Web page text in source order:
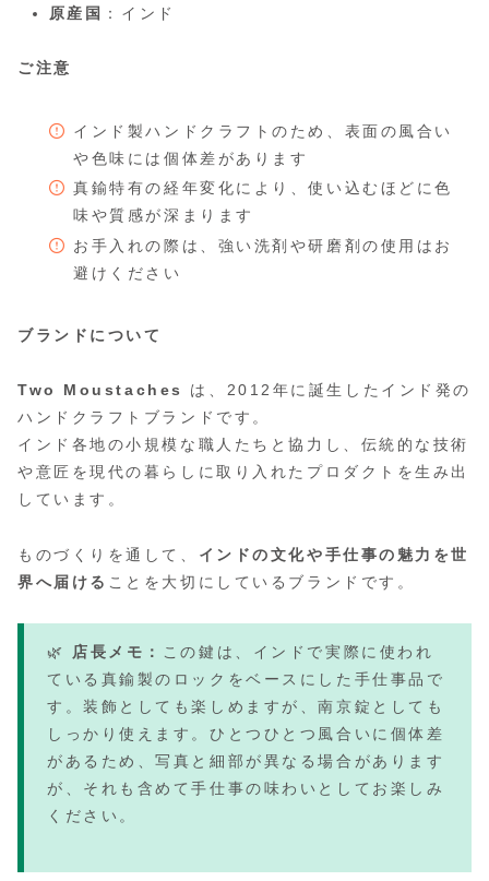
原産国
：インド
ご注意
インド製ハンドクラフトのため、表面の風合い
や色味には個体差があります
真鍮特有の経年変化により、使い込むほどに色
味や質感が深まります
お手入れの際は、強い洗剤や研磨剤の使用はお
避けください
ブランドについて
Two Moustaches
は、2012年に誕生したインド発の
ハンドクラフトブランドです。
インド各地の小規模な職人たちと協力し、伝統的な技術
や意匠を現代の暮らしに取り入れたプロダクトを生み出
しています。
ものづくりを通して、 インドの文化や手仕事の魅力を世
界へ届ける ことを大切にしているブランドです。
🌿 店長メモ：
この鍵は、インドで実際に使われ
ている真鍮製のロックをベースにした手仕事品で
す。装飾としても楽しめますが、南京錠としても
しっかり使えます。ひとつひとつ風合いに個体差
があるため、写真と細部が異なる場合があります
が、それも含めて手仕事の味わいとしてお楽しみ
ください。